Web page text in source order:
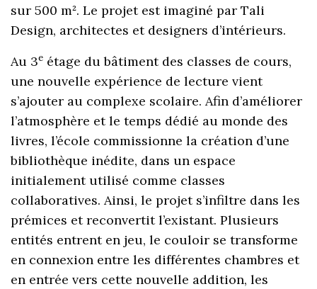
sur 500 m². Le projet est imaginé par Tali
Design, architectes et designers d’intérieurs.
Au 3e étage du bâtiment des classes de cours,
une nouvelle expérience de lecture vient
s’ajouter au complexe scolaire. Afin d’améliorer
l’atmosphère et le temps dédié au monde des
livres, l’école commissionne la création d’une
bibliothèque inédite, dans un espace
initialement utilisé comme classes
collaboratives. Ainsi, le projet s’infiltre dans les
prémices et reconvertit l’existant. Plusieurs
entités entrent en jeu, le couloir se transforme
en connexion entre les différentes chambres et
en entrée vers cette nouvelle addition, les